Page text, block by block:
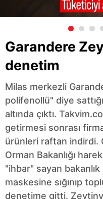
Garandere
denetim
Milas merkezli
polifenollü" diye
altında çıktı.
getirmesi sonrası
ürünleri raftan indirdi.
Orman Bakanlığı
"ihbar" sayan
maskesine sığınıp
denetime gitti.